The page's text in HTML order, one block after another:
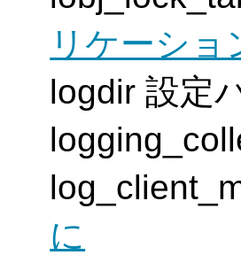
リケーショ
logdir 設定
に